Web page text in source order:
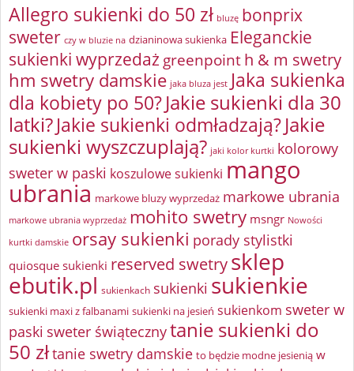
Allegro sukienki do 50 zł bluzę bonprix
sweter czy w bluzie na dzianinowa sukienka Eleganckie
sukienki wyprzedaż greenpointh & m swetry
hm swetry damskie jaka bluza jest Jaka sukienka
dla kobiety po 50?Jakie sukienki dla 30
latki?Jakie sukienki odmładzają?Jakie
sukienki wyszczuplają? jaki kolor kurtki kolorowy
sweter w paski koszulowe sukienki mango
ubrania markowe bluzy wyprzedaż markowe ubrania
markowe ubrania wyprzedaż mohito swetry msngr Nowości
kurtki damskie orsay sukienki porady stylistki
quiosque sukienki reserved swetrysklep
ebutik.pl sukienkach sukienki sukienkie
sukienki maxi z falbanami sukienki na jesień sukienkom sweter w
paski sweter świątecznytanie sukienki do
50 złtanie swetry damskie to będzie modne jesienią w